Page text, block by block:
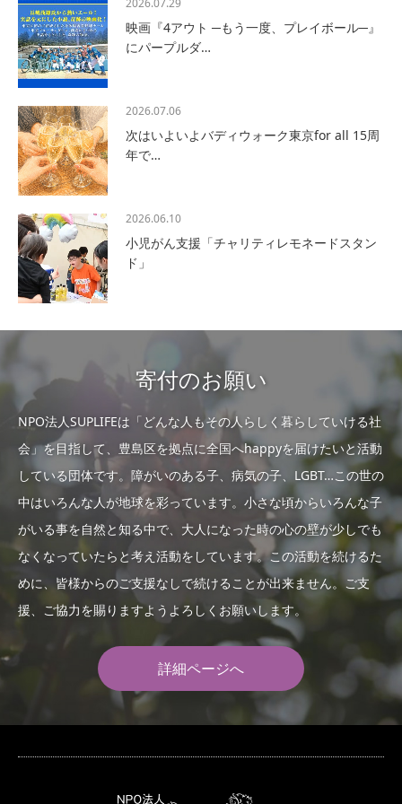
2026.07.29
映画『4アウト ─もう一度、プレイボール─』
にパープルダ…
2026.07.06
次はいよいよバディウォーク東京for all 15周
年で…
2026.06.10
小児がん支援「チャリティレモネードスタン
ド」
寄付のお願い
NPO法人SUPLIFEは「どんな人もその人らしく暮らしていける社
会」を目指して、豊島区を拠点に全国へhappyを届けたいと活動
している団体です。障がいのある子、病気の子、LGBT…この世の
中はいろんな人が地球を彩っています。小さな頃からいろんな子
がいる事を自然と知る中で、大人になった時の心の壁が少しでも
なくなっていたらと考え活動をしています。この活動を続けるた
めに、皆様からのご支援なしで続けることが出来ません。ご支
援、ご協力を賜りますようよろしくお願いします。
詳細ページへ